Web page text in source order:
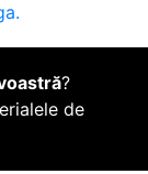
?
de